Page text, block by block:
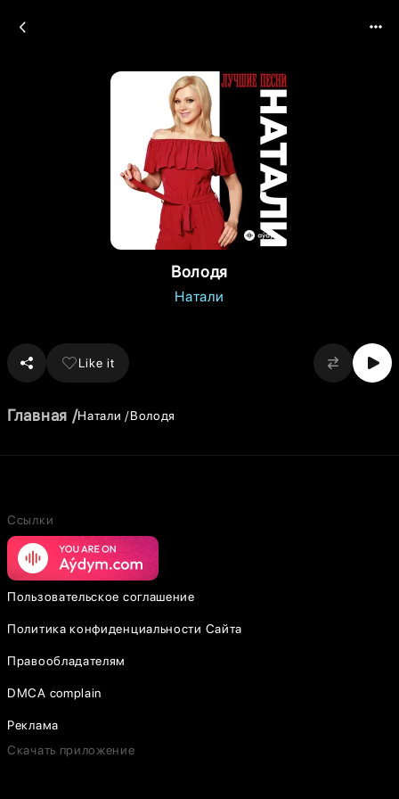
Володя
Натали
Like it
Главная Натали Володя
Ссылки
Пользовательское соглашение
Политика конфиденциальности Сайта
Правообладателям
DMCA complain
Реклама
Скачать приложение